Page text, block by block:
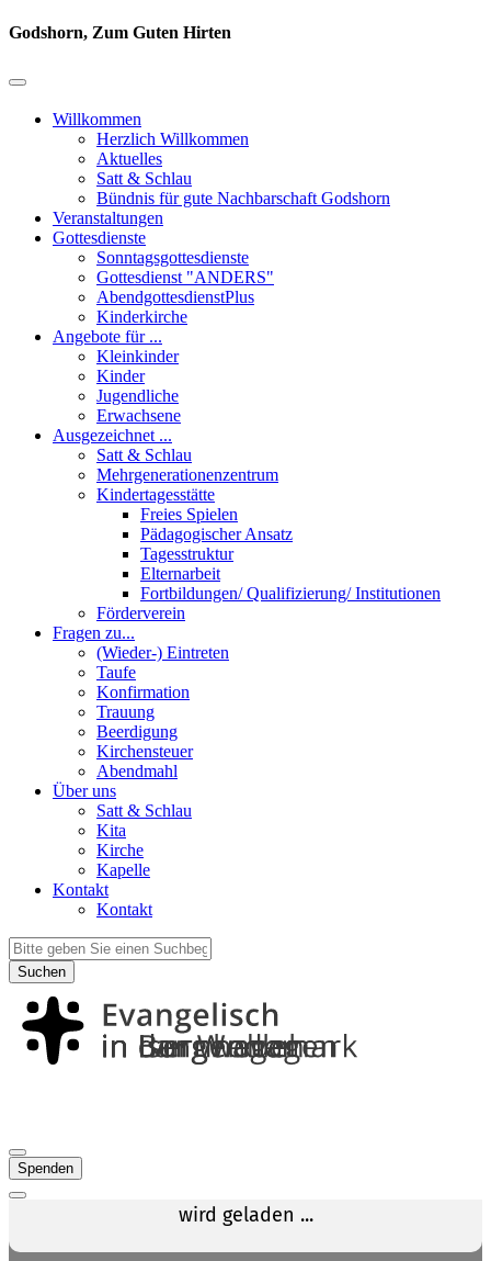
Godshorn, Zum Guten Hirten
Willkommen
Herzlich Willkommen
Aktuelles
Satt & Schlau
Bündnis für gute Nachbarschaft Godshorn
Veranstaltungen
Gottesdienste
Sonntagsgottesdienste
Gottesdienst "ANDERS"
AbendgottesdienstPlus
Kinderkirche
Angebote für ...
Kleinkinder
Kinder
Jugendliche
Erwachsene
Ausgezeichnet ...
Satt & Schlau
Mehrgenerationenzentrum
Kindertagesstätte
Freies Spielen
Pädagogischer Ansatz
Tagesstruktur
Elternarbeit
Fortbildungen/ Qualifizierung/ Institutionen
Förderverein
Fragen zu...
(Wieder-) Eintreten
Taufe
Konfirmation
Trauung
Beerdigung
Kirchensteuer
Abendmahl
Über uns
Satt & Schlau
Kita
Kirche
Kapelle
Kontakt
Kontakt
Suchen
Spenden